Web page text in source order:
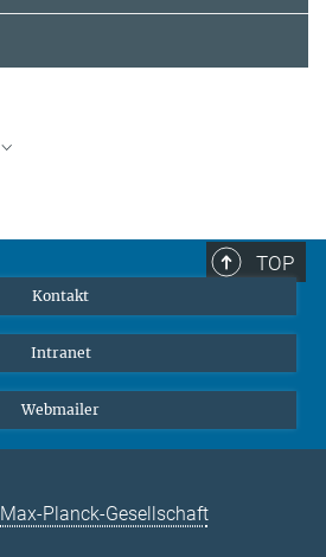
TOP
Kontakt
Intranet
Webmailer
Max-Planck-Gesellschaft